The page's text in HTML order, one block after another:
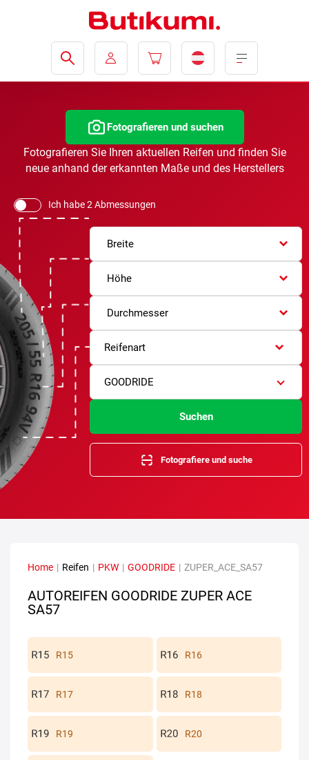
Fotografieren und suchen
Fotografieren Sie Ihren aktuellen Reifen und finden Sie
neue anhand der erkannten Maße und des Herstellers
Ich habe 2 Abmessungen
Breite
Höhe
Durchmesser
Reifenart
GOODRIDE
Suchen
Fotografiere und suche
Home | Reifen | PKW | GOODRIDE | ZUPER_ACE_SA57
AUTOREIFEN GOODRIDE ZUPER ACE
SA57
R15 R16
R17 R18
R19 R20